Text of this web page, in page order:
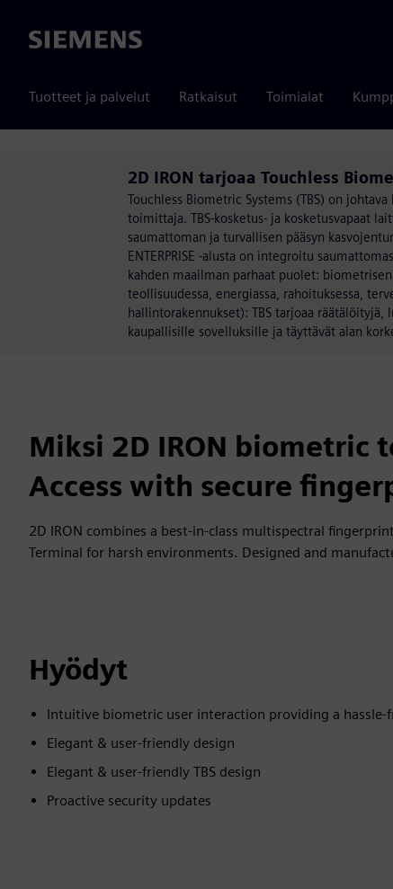
Siemens
Tuotteet ja palvelut Ratkaisut Toimialat
2D IRON tarjoaa Touchless
Touchless Biometric Systems (TBS) on
toimittaja. TBS-kosketus- ja kosketusvapaat
saumattoman ja turvallisen pääsyn
ENTERPRISE -alusta on integroitu
kahden maailman parhaat puolet:
teollisuudessa, energiassa, rahoituksessa,
hallintorakennukset): TBS tarjoaa
kaupallisille sovelluksille ja täyttävät alan
Miksi 2D IRON biometric
Access with secure
2D IRON combines a best-in-class multispectral
Terminal for harsh environments. Designed and
Hyödyt
Intuitive biometric user interaction providing a hassle-
Elegant & user-friendly design
Elegant & user-friendly TBS design
Proactive security updates